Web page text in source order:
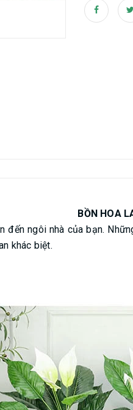
BỒN HOA
đến ngôi nhà của bạn.
khác biệt.